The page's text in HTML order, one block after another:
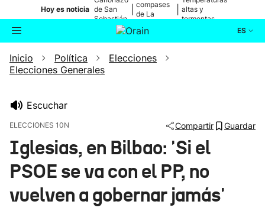
Hoy es noticia de San
Sebastián
compases
de La
altas y
tormentas
ES
Buscador Actualidad
Ikusmiran
Inicio Política
Elecciones
Elecciones Generales
Escuchar
ELECCIONES 10N Compartir Guardar
Iglesias, en Bilbao: 'Si el
PSOE se va con el PP, no
vuelven a gobernar jamás'